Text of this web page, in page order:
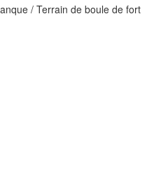
/ Terrain de boule de fort